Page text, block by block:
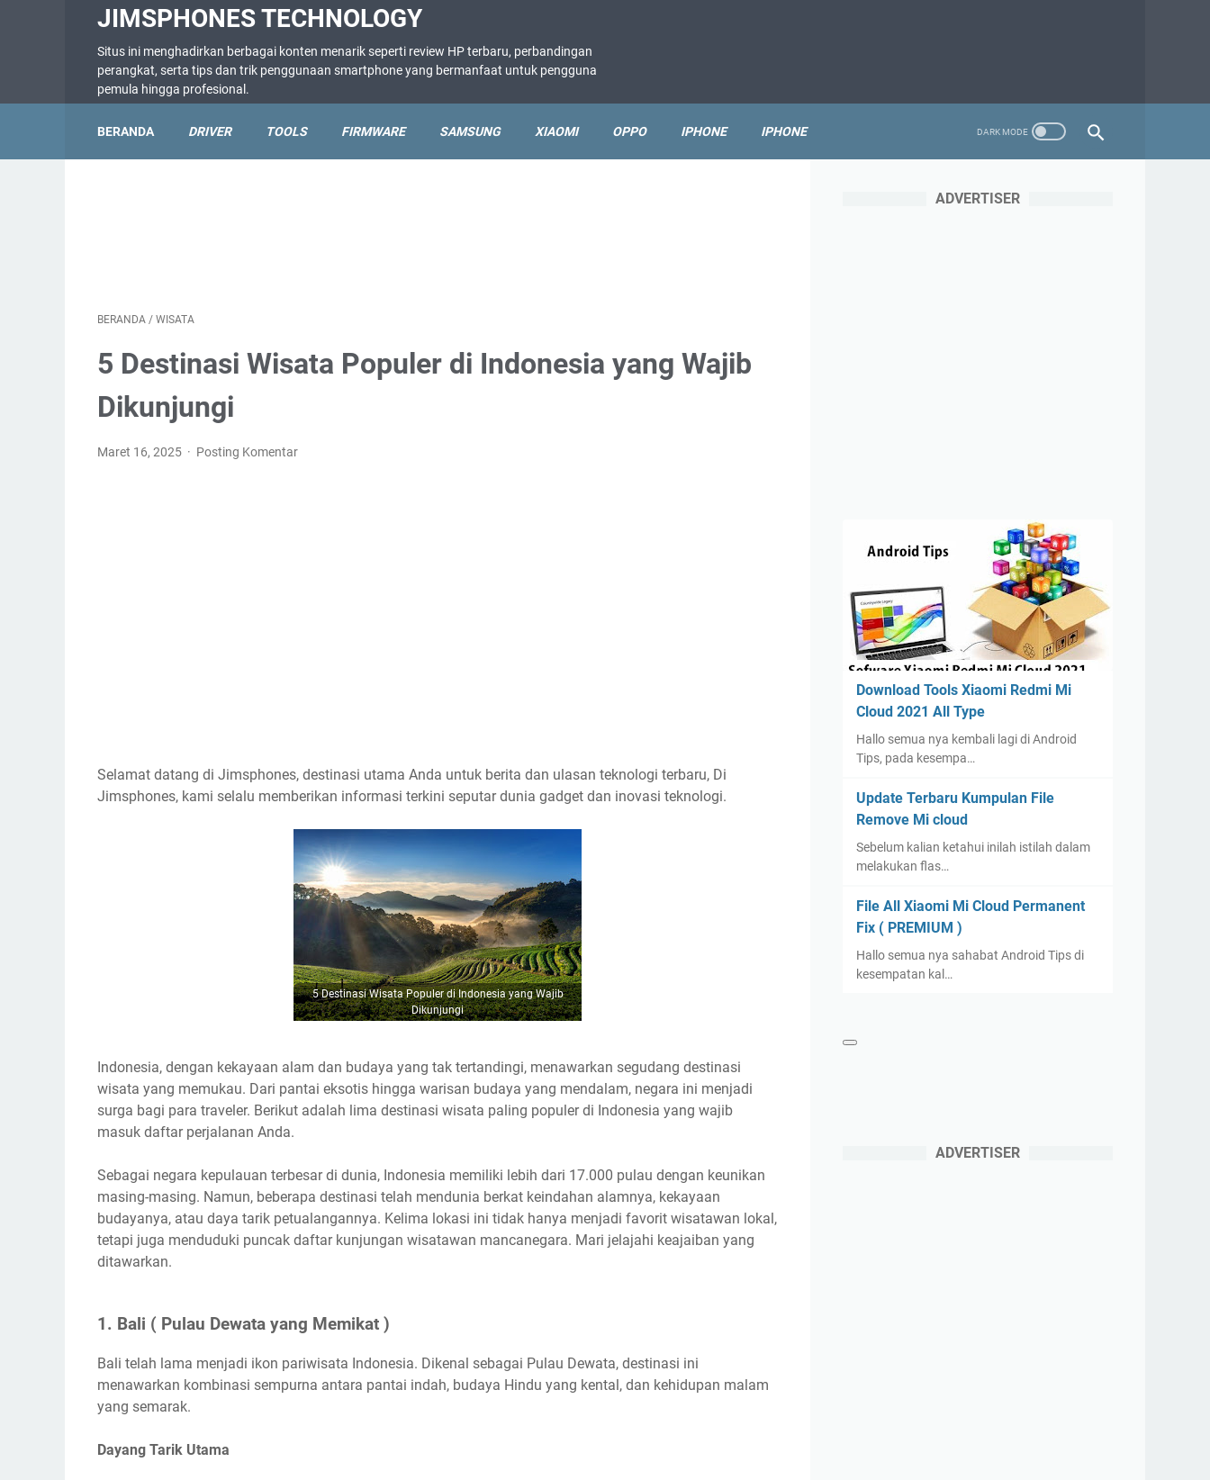
JIMSPHONES TECHNOLOGY
Situs ini menghadirkan berbagai konten menarik seperti review HP terbaru, perbandingan
perangkat, serta tips dan trik penggunaan smartphone yang bermanfaat untuk pengguna
pemula hingga profesional.
BERANDA DRIVER TOOLS FIRMWARE SAMSUNG XIAOMI OPPO IPHONE IPHONE
BERANDA / WISATA
5 Destinasi Wisata Populer di Indonesia yang Wajib
Dikunjungi
Maret 16, 2025 Posting Komentar
Selamat datang di Jimsphones, destinasi utama Anda untuk berita dan ulasan teknologi terbaru, Di
Jimsphones, kami selalu memberikan informasi terkini seputar dunia gadget dan inovasi teknologi.
5 Destinasi Wisata Populer di Indonesia yang Wajib
Dikunjungi
Indonesia, dengan kekayaan alam dan budaya yang tak tertandingi, menawarkan segudang destinasi
wisata yang memukau. Dari pantai eksotis hingga warisan budaya yang mendalam, negara ini menjadi
surga bagi para traveler. Berikut adalah lima destinasi wisata paling populer di Indonesia yang wajib
masuk daftar perjalanan Anda.
Sebagai negara kepulauan terbesar di dunia, Indonesia memiliki lebih dari 17.000 pulau dengan keunikan
masing-masing. Namun, beberapa destinasi telah mendunia berkat keindahan alamnya, kekayaan
budayanya, atau daya tarik petualangannya. Kelima lokasi ini tidak hanya menjadi favorit wisatawan lokal,
tetapi juga menduduki puncak daftar kunjungan wisatawan mancanegara. Mari jelajahi keajaiban yang
ditawarkan.
1. Bali ( Pulau Dewata yang Memikat )
Bali telah lama menjadi ikon pariwisata Indonesia. Dikenal sebagai Pulau Dewata, destinasi ini
menawarkan kombinasi sempurna antara pantai indah, budaya Hindu yang kental, dan kehidupan malam
yang semarak.
Dayang Tarik Utama
ADVERTISER
Download Tools Xiaomi Redmi Mi
Cloud 2021 All Type
Hallo semua nya kembali lagi di Android
Tips, pada kesempa…
Update Terbaru Kumpulan File
Remove Mi cloud
Sebelum kalian ketahui inilah istilah dalam
melakukan flas…
File All Xiaomi Mi Cloud Permanent
Fix ( PREMIUM )
Hallo semua nya sahabat Android Tips di
kesempatan kal…
ADVERTISER